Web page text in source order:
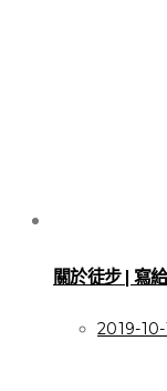
關於徒步 | 寫
2019-